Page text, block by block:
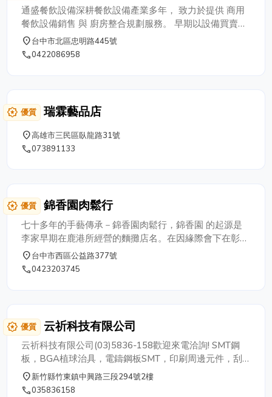
通盛餐飲設備深耕餐飲設備產業多年， 致力於提供 商用
餐飲設備銷售 與 廚房整合規劃服務。 早期以設備買賣、
租賃、回收與維修服務起家， 累積豐富的設備與工程經
驗。 近年逐步將服務升級為 餐飲廚房整體規劃， 協助餐
設備整合規劃， 服務範圍遍及北中南各地， 陪伴餐飲品
牌穩定成長。
place台中市北區忠明路445號
phone0422086958
award_star 優質 瑞霖藝品店
place高雄市三民區臥龍路31號
phone073891133
award_star 優質 錦香園肉鬆行
七十多年的手藝傳承－錦香園肉鬆行，錦香園 的起源是
李家早期在鹿港所經營的麵攤店名。在因緣際會下在彰化
北斗經營扁食，而輾轉經營肉脯、香腸與肉干，並沿用錦
香園為店名。因此錦香園不僅是店名而已，更是李家共有
place台中市西區公益路377號
phone0423203745
award_star 優質 云祈科技有限公司
云祈科技有限公司(03)5836-158歡迎來電洽詢! SMT鋼
板，BGA植球治具，電鑄鋼板SMT，印刷周邊元件，刮
刀座，精密治具，SMT印刷鋼板製作，雷射鋼板，SMT，
SMT鋼板廠商
place新竹縣竹東鎮中興路三段294號2樓
phone035836158